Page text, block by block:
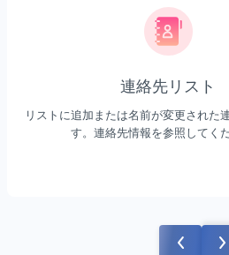
連絡先リスト
リストに追加または名前が変更された
す。連絡先情報を参照してくだ